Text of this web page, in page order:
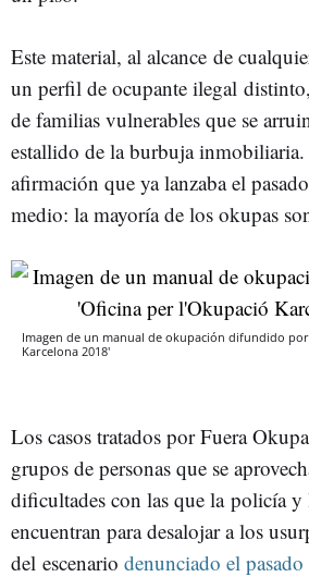
Este material, al alcance de
un perfil de ocupante ilegal
de familias vulnerables que se
estallido de la burbuja inmobiliaria.
afirmación que ya lanzaba el
medio: la mayoría de los okupas
Imagen de un manual de okupación difundido
Karcelona 2018'
Los casos tratados por Fuera
grupos de personas que se
dificultades con las que la policía y
encuentran para desalojar a los
del escenario denunciado el